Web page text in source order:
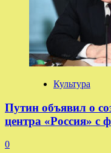
уйти
в слитой
переписке
Культура
Путин объявил о
центра «Россия» с
0